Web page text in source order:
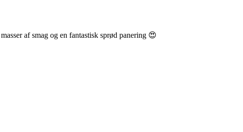
af smag og en fantastisk sprød panering 😍